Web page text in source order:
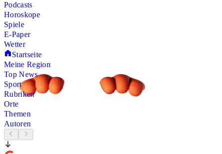
Podcasts
Horoskope
Spiele
E-Paper
Wetter
Startseite
Meine Region
Top News
Sport
Rubriken
Orte
Themen
Autoren